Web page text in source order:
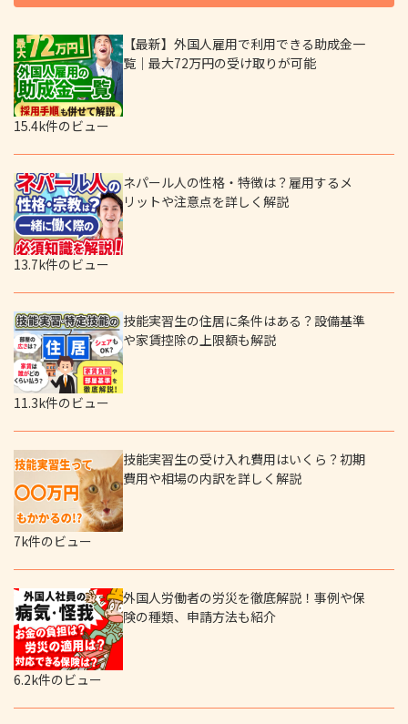
【最新】外国人雇用で利用できる助成金一
覧｜最大72万円の受け取りが可能
15.4k件のビュー
ネパール人の性格・特徴は？雇用するメ
リットや注意点を詳しく解説
13.7k件のビュー
技能実習生の住居に条件はある？設備基準
や家賃控除の上限額も解説
11.3k件のビュー
技能実習生の受け入れ費用はいくら？初期
費用や相場の内訳を詳しく解説
7k件のビュー
外国人労働者の労災を徹底解説！事例や保
険の種類、申請方法も紹介
6.2k件のビュー